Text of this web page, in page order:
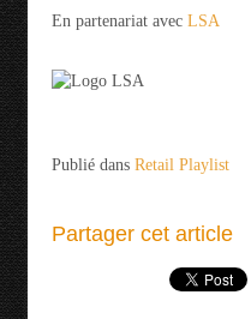
En partenariat avec LSA
Publié dans Retail Playlist
Partager cet article